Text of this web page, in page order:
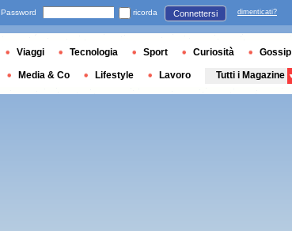
Password ricorda Connettersi dimenticati?
Viaggi Tecnologia Sport Curiosità Gossip
Media & Co Lifestyle Lavoro Tutti i Magazine